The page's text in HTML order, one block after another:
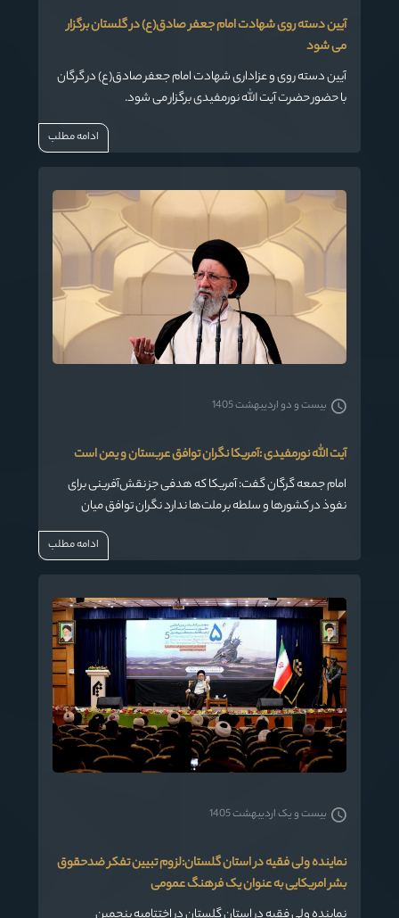
آیین دسته روی شهادت امام جعفر صادق(ع) در گلستان برگزار
می شود
آیین دسته روی و عزاداری شهادت امام جعفر صادق(ع) در گرگان
با حضور حضرت آیت الله نورمفیدی برگزار می شود.
ادامه مطلب
آیت الله نورمفیدی :آمریکا نگران توافق عربستان و یمن است
امام جمعه گرگان گفت: آمریکا که هدفی جز نقش‌آفرینی برای
نفوذ در کشورها و سلطه بر ملت‌ها ندارد نگران توافق میان
بیست و دو اردیبهشت 1405
ادامه مطلب
نماینده ولی فقیه در استان گلستان:لزوم تبیین تفکر ضدحقوق
بشر امریکایی به عنوان یک فرهنگ عمومی
بیست و یک اردیبهشت 1405